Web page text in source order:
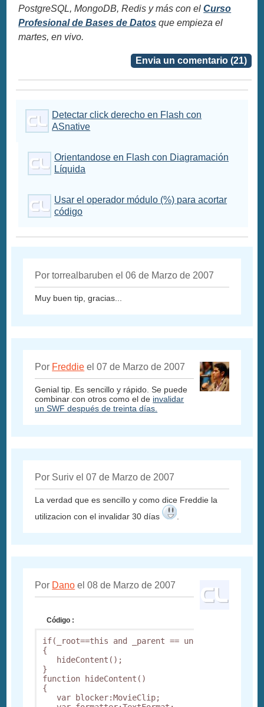
PostgreSQL, MongoDB, Redis y más con elCurso
Profesional de Bases de Datos que empieza el
martes, en vivo.
Envia un comentario (21)
Detectar click derecho en Flash con
ASnative
Orientandose en Flash con Diagramación
Líquida
Usar el operador módulo (%) para acortar
código
Por torrealbaruben el 06 de Marzo de 2007
Muy buen tip, gracias...
Por Freddie el 07 de Marzo de 2007
Genial tip. Es sencillo y rápido. Se puede
combinar con otros como el de invalidar
un SWF después de treinta días.
Por Suriv el 07 de Marzo de 2007
La verdad que es sencillo y como dice Freddie la
utilizacion con el invalidar 30 días
Por Dano el 08 de Marzo de 2007
Código :
if(_root==this and _parent == undefined)
{
hideContent();
}
function hideContent()
{
var blocker:MovieClip;